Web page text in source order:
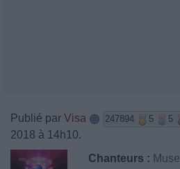
Publié par Visa 247894 5 5
2018 à 14h10.
Chanteurs : Muse